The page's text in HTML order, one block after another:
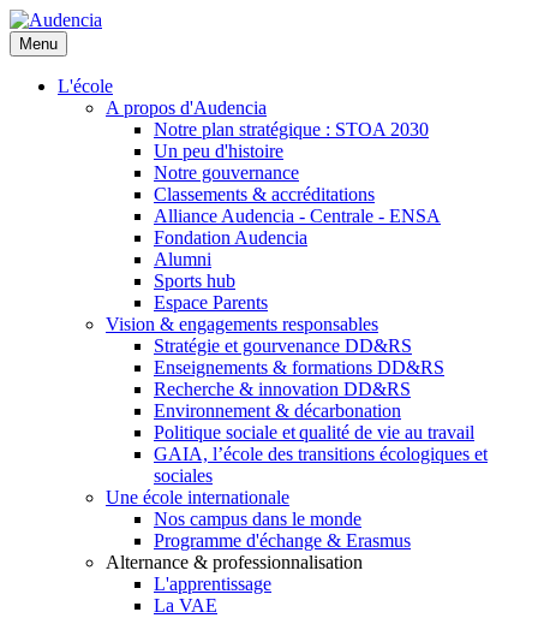
Aller
au
contenu
principal
Menu
L'école
A propos d'Audencia
Notre plan stratégique : STOA 2030
Un peu d'histoire
Notre gouvernance
Classements & accréditations
Alliance Audencia - Centrale - ENSA
Fondation Audencia
Alumni
Sports hub
Espace Parents
Vision & engagements responsables
Stratégie et gourvenance DD&RS
Enseignements & formations DD&RS
Recherche & innovation DD&RS
Environnement & décarbonation
Politique sociale et qualité de vie au travail
GAIA, l’école des transitions écologiques et
sociales
Une école internationale
Nos campus dans le monde
Programme d'échange & Erasmus
Alternance & professionnalisation
L'apprentissage
La VAE